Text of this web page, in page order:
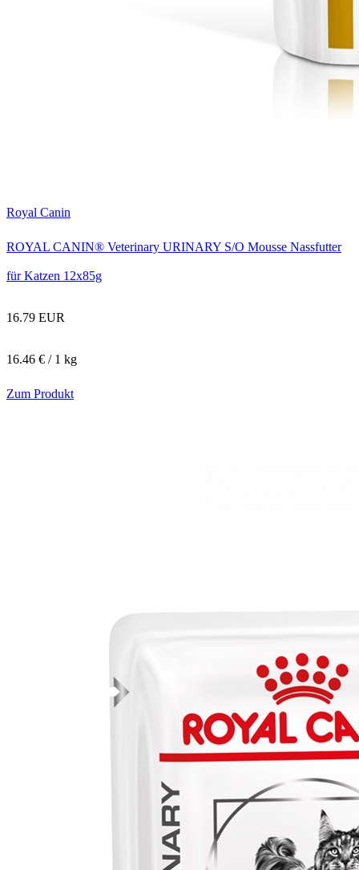
Royal Canin
ROYAL CANIN® Veterinary URINARY S/O Mousse Nassfutter
für Katzen 12x85g
16.79 EUR
16.46 € / 1 kg
Zum Produkt